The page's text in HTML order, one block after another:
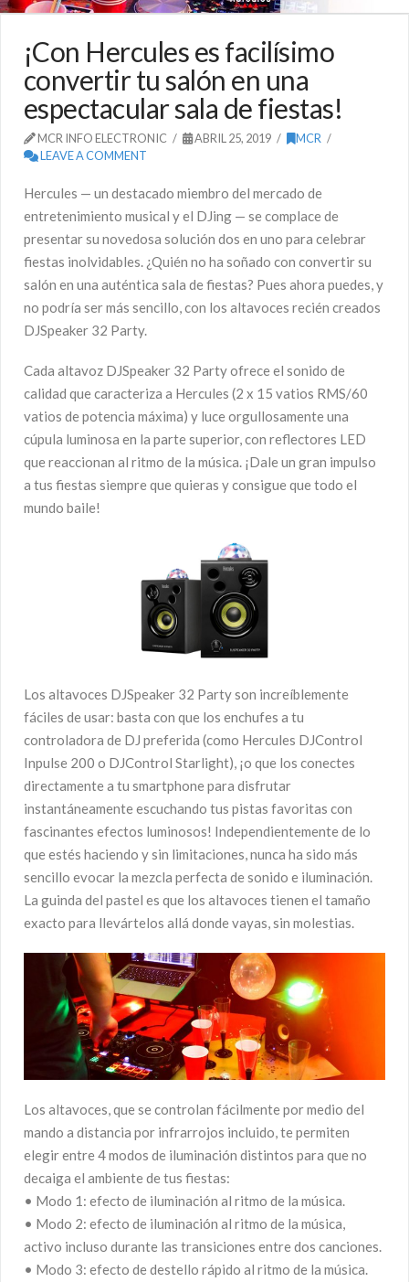
¡Con Hercules es facilísimo
convertir tu salón en una
espectacular sala de fiestas!
MCR INFO ELECTRONIC ABRIL 25, 2019
MCR
LEAVE A COMMENT
Hercules — un destacado miembro del mercado de
entretenimiento musical y el DJing — se complace de
presentar su novedosa solución dos en uno para celebrar
fiestas inolvidables. ¿Quién no ha soñado con convertir su
salón en una auténtica sala de fiestas? Pues ahora puedes, y
no podría ser más sencillo, con los altavoces recién creados
DJSpeaker 32 Party.
Cada altavoz DJSpeaker 32 Party ofrece el sonido de
calidad que caracteriza a Hercules (2 x 15 vatios RMS/60
vatios de potencia máxima) y luce orgullosamente una
cúpula luminosa en la parte superior, con reflectores LED
que reaccionan al ritmo de la música. ¡Dale un gran impulso
a tus fiestas siempre que quieras y consigue que todo el
mundo baile!
Los altavoces DJSpeaker 32 Party son increíblemente
fáciles de usar: basta con que los enchufes a tu
controladora de DJ preferida (como Hercules DJControl
Inpulse 200 o DJControl Starlight), ¡o que los conectes
directamente a tu smartphone para disfrutar
instantáneamente escuchando tus pistas favoritas con
fascinantes efectos luminosos! Independientemente de lo
que estés haciendo y sin limitaciones, nunca ha sido más
sencillo evocar la mezcla perfecta de sonido e iluminación.
La guinda del pastel es que los altavoces tienen el tamaño
exacto para llevártelos allá donde vayas, sin molestias.
Los altavoces, que se controlan fácilmente por medio del
mando a distancia por infrarrojos incluido, te permiten
elegir entre 4 modos de iluminación distintos para que no
decaiga el ambiente de tus fiestas:
• Modo 1: efecto de iluminación al ritmo de la música.
• Modo 2: efecto de iluminación al ritmo de la música,
activo incluso durante las transiciones entre dos canciones.
• Modo 3: efecto de destello rápido al ritmo de la música.